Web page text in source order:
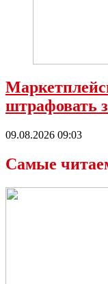
штрафовать
09.08.2026 09:03
Самые